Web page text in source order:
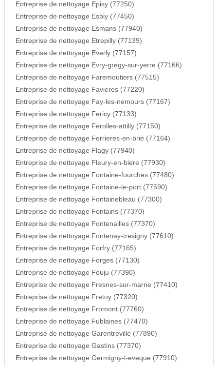
Entreprise de nettoyage Episy (77250)
Entreprise de nettoyage Esbly (77450)
Entreprise de nettoyage Esmans (77940)
Entreprise de nettoyage Etrepilly (77139)
Entreprise de nettoyage Everly (77157)
Entreprise de nettoyage Evry-gregy-sur-yerre (77166)
Entreprise de nettoyage Faremoutiers (77515)
Entreprise de nettoyage Favieres (77220)
Entreprise de nettoyage Fay-les-nemours (77167)
Entreprise de nettoyage Fericy (77133)
Entreprise de nettoyage Ferolles-attilly (77150)
Entreprise de nettoyage Ferrieres-en-brie (77164)
Entreprise de nettoyage Flagy (77940)
Entreprise de nettoyage Fleury-en-biere (77930)
Entreprise de nettoyage Fontaine-fourches (77480)
Entreprise de nettoyage Fontaine-le-port (77590)
Entreprise de nettoyage Fontainebleau (77300)
Entreprise de nettoyage Fontains (77370)
Entreprise de nettoyage Fontenailles (77370)
Entreprise de nettoyage Fontenay-tresigny (77610)
Entreprise de nettoyage Forfry (77165)
Entreprise de nettoyage Forges (77130)
Entreprise de nettoyage Fouju (77390)
Entreprise de nettoyage Fresnes-sur-marne (77410)
Entreprise de nettoyage Fretoy (77320)
Entreprise de nettoyage Fromont (77760)
Entreprise de nettoyage Fublaines (77470)
Entreprise de nettoyage Garentreville (77890)
Entreprise de nettoyage Gastins (77370)
Entreprise de nettoyage Germigny-l-eveque (77910)